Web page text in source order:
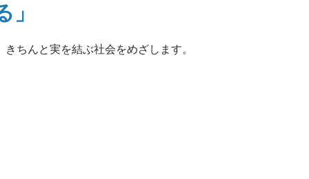
」
きちんと実を結ぶ社会をめざします。